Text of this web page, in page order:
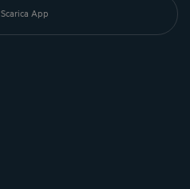
Scarica App